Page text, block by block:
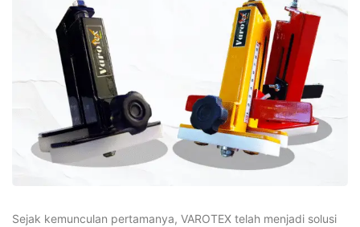
Sejak kemunculan pertamanya, VAROTEX telah menjadi solusi